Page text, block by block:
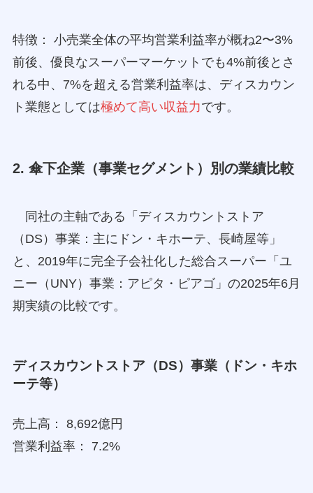
特徴： 小売業全体の平均営業利益率が概ね2〜3%
前後、優良なスーパーマーケットでも4%前後とさ
れる中、7%を超える営業利益率は、ディスカウン
ト業態としては極めて高い収益力です。
2. 傘下企業（事業セグメント）別の業績比較
同社の主軸である「ディスカウントストア
（DS）事業：主にドン・キホーテ、長崎屋等」
と、2019年に完全子会社化した総合スーパー「ユ
ニー（UNY）事業：アピタ・ピアゴ」の2025年6月
期実績の比較です。
ディスカウントストア（DS）事業（ドン・キホ
ーテ等）
売上高： 8,692億円
営業利益率： 7.2%